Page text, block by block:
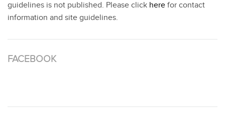
guidelines is not published. Please click here for contact
information and site guidelines.
FACEBOOK